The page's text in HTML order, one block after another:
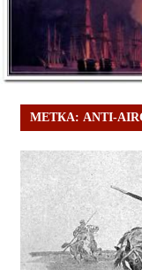
МЕТКА: ANTI-